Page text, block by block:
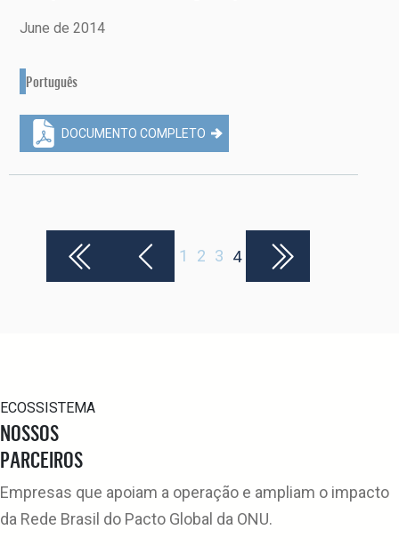
June de 2014
Português
DOCUMENTO COMPLETO
1 2 3 4
ECOSSISTEMA
NOSSOS
PARCEIROS
Empresas que apoiam a operação e ampliam o impacto
da Rede Brasil do Pacto Global da ONU.